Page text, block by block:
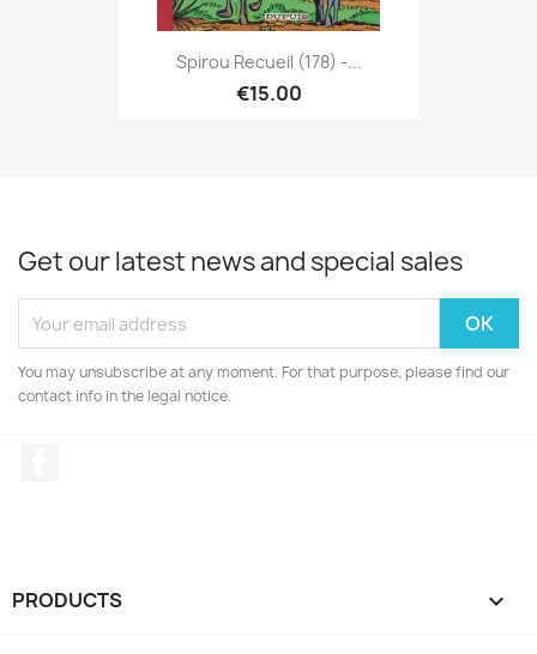
Spirou Recueil (178) -...
€15.00
Get our latest news and special sales
You may unsubscribe at any moment. For that purpose, please find our
contact info in the legal notice.
PRODUCTS 